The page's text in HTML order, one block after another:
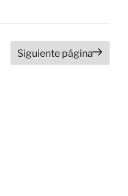
Siguiente página